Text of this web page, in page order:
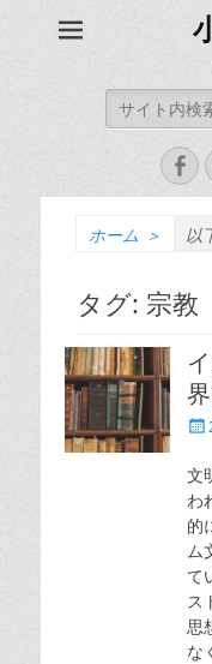
索:
ホーム ＞ 以
タグ: 宗教
投
日
文
わ
的
ム
て
ス
思
な